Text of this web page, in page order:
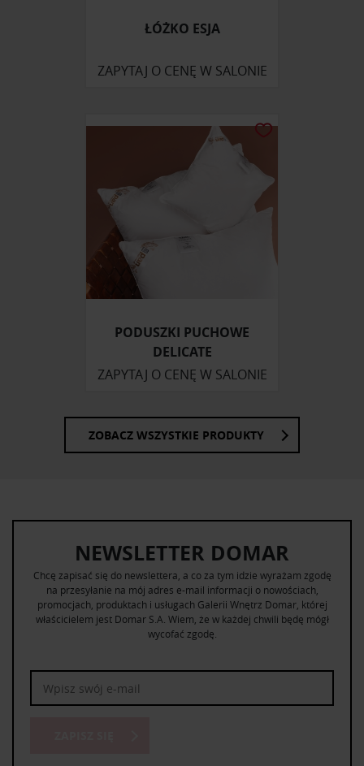
ŁÓŻKO ESJA
ZAPYTAJ O CENĘ W SALONIE
PODUSZKI PUCHOWE
DELICATE
ZAPYTAJ O CENĘ W SALONIE
ZOBACZ WSZYSTKIE PRODUKTY
NEWSLETTER DOMAR
Chcę zapisać się do newslettera, a co za tym idzie wyrażam zgodę
na przesyłanie na mój adres e-mail informacji o nowościach,
promocjach, produktach i usługach Galerii Wnętrz Domar, której
właścicielem jest Domar S.A. Wiem, że w każdej chwili będę mógł
wycofać zgodę.